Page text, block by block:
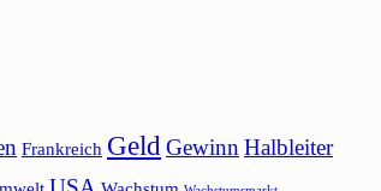
Frankreich GeldGewinn Halbleiter